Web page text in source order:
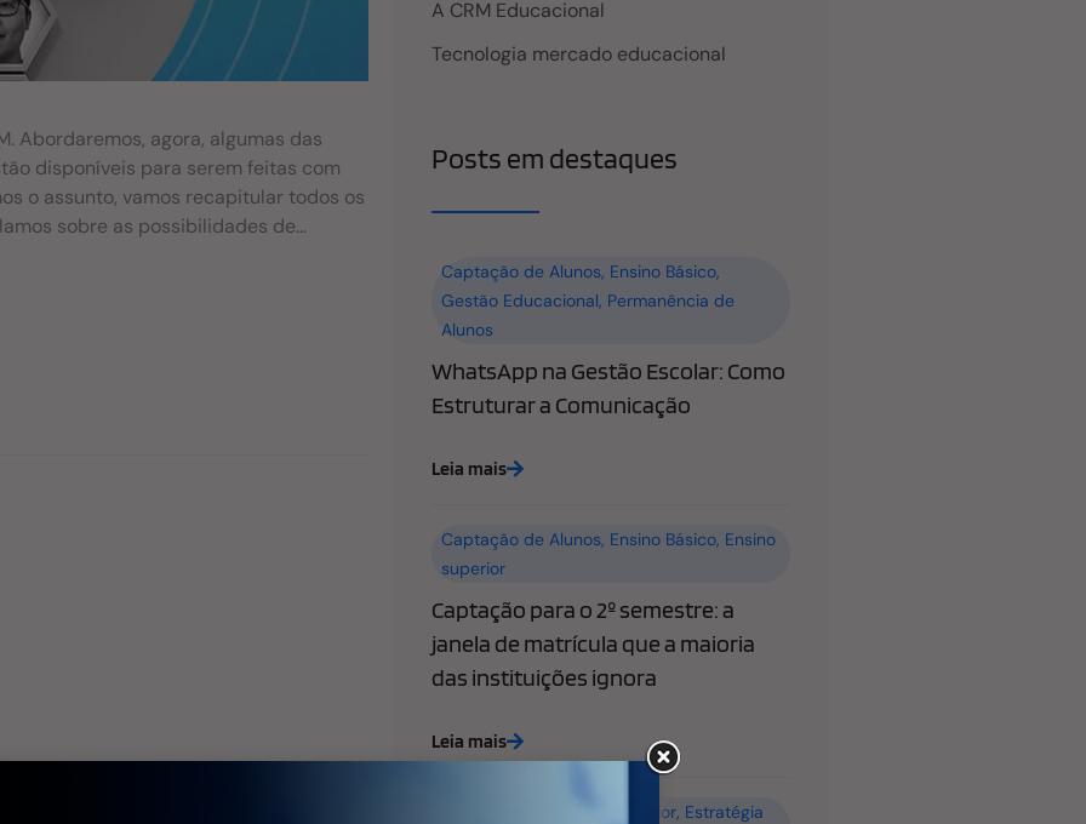
Abordaremos, agora, algumas das
disponíveis para serem feitas com
o assunto, vamos recapitular todos os
sobre as possibilidades de
valor à fase de inscrição e ao
quando o aluno necessita e o
processo mais personalizado com
A CRM Educacional
Tecnologia mercado educacional
Posts em destaques
Captação de Alunos, Ensino Básico,
Gestão Educacional, Permanência de
Alunos
WhatsApp na Gestão Escolar: Como
Estruturar a Comunicação
Leia mais
Captação de Alunos, Ensino Básico, Ensino
superior
Captação para o 2º semestre: a
janela de matrícula que a maioria
das instituições ignora
Leia mais
Ensino superior, Estratégia